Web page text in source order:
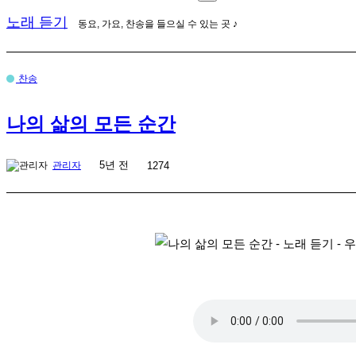
노래 듣기 동요, 가요, 찬송을 들으실 수 있는 곳 ♪
찬송
나의 삶의 모든 순간
관리자 5년 전 1274